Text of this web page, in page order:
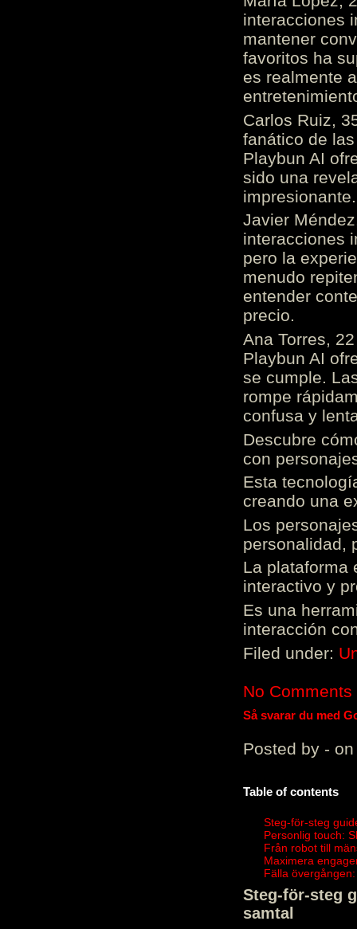
interacciones
mantener
favoritos ha
es realmente
Carlos Ruiz,
fanático de
Playbun AI
sido una
Javier
interacciones
pero la
menudo
entender
precio.
Ana Torres,
Playbun AI
se cumple.
rompe
confusa y
Descubre
con
Esta
creando una
Los
personalidad,
La plataforma
interactivo y
Es una
interacción
Filed under:
No Comments
Så svarar du med
Posted by - on
Table of contents
Steg-för-steg
Personlig touch:
Från robot till
Maximera
Fälla
Steg-för-steg
samtal